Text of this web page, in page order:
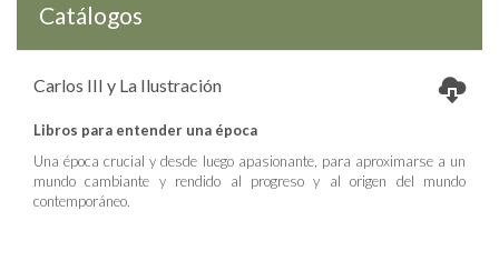
Catálogos
Carlos III y La Ilustración
Libros para entender una época
Una época crucial y desde luego apasionante, para aproximarse a un
mundo cambiante y rendido al progreso y al origen del mundo
contemporáneo.